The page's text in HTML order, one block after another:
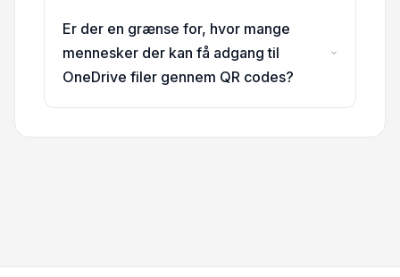
Er der en grænse for, hvor mange
mennesker der kan få adgang til
OneDrive filer gennem QR codes?